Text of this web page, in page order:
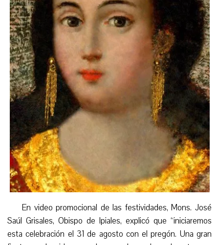
En video promocional de las festividades, Mons. José
Saúl Grisales, Obispo de Ipiales, explicó que “iniciaremos
esta celebración el 31 de agosto con el pregón. Una gran